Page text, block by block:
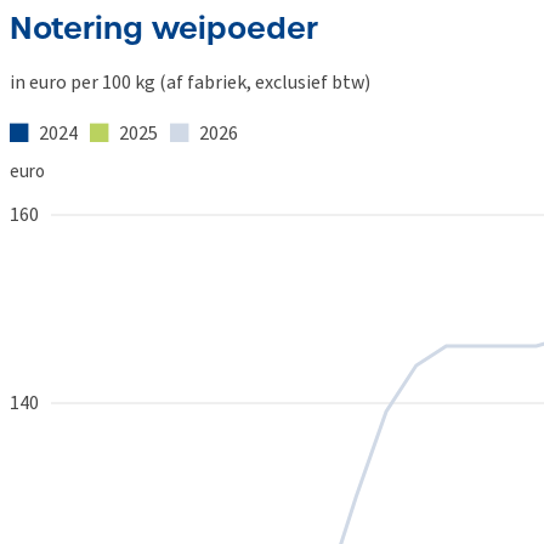
Notering weipoeder
in euro per 100 kg (af fabriek, exclusief btw)
euro
2024 2025 2026
140
160